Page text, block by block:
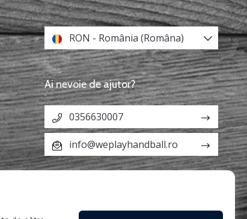
RON - România (Româna)
Ai nevoie de ajutor?
0356630007
info@weplayhandball.ro